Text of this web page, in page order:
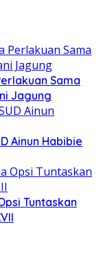
Sama
Jagung
Ainun Habibie
Tuntaskan